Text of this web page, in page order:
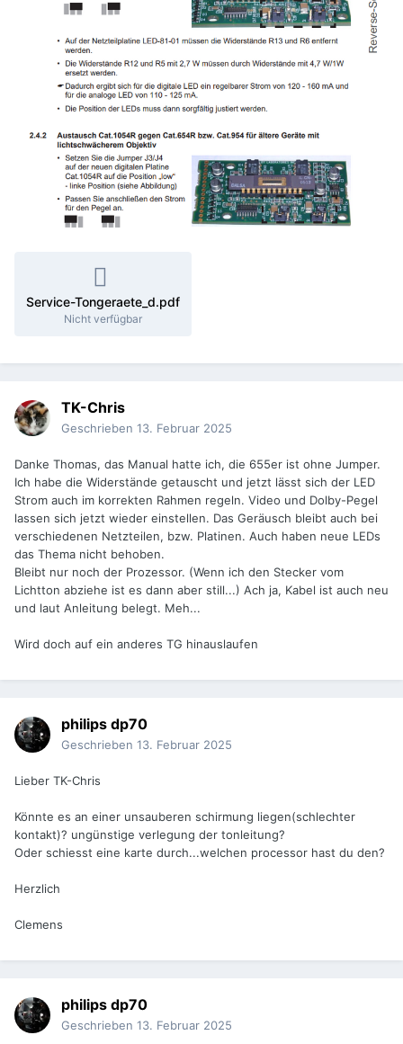
Service-Tongeraete_d.pdf
Nicht verfügbar
TK-Chris
Geschrieben 13. Februar 2025
Danke Thomas, das Manual hatte ich, die 655er ist ohne Jumper.
Ich habe die Widerstände getauscht und jetzt lässt sich der LED
Strom auch im korrekten Rahmen regeln. Video und Dolby-Pegel
lassen sich jetzt wieder einstellen. Das Geräusch bleibt auch bei
verschiedenen Netzteilen, bzw. Platinen. Auch haben neue LEDs
das Thema nicht behoben.
Bleibt nur noch der Prozessor. (Wenn ich den Stecker vom
Lichtton abziehe ist es dann aber still...) Ach ja, Kabel ist auch neu
und laut Anleitung belegt. Meh...
Wird doch auf ein anderes TG hinauslaufen
philips dp70
Geschrieben 13. Februar 2025
Lieber TK-Chris
Könnte es an einer unsauberen schirmung liegen(schlechter
kontakt)? ungünstige verlegung der tonleitung?
Oder schiesst eine karte durch...welchen processor hast du den?
Herzlich
Clemens
philips dp70
Geschrieben 13. Februar 2025